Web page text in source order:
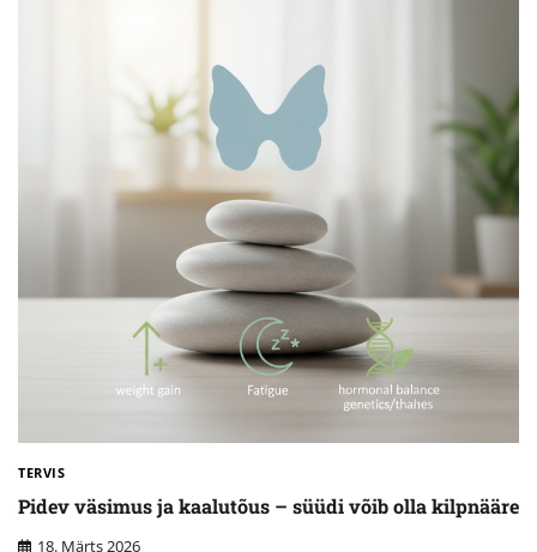
TERVIS
Pidev väsimus ja kaalutõus – süüdi võib olla kilpnääre
18. Märts 2026